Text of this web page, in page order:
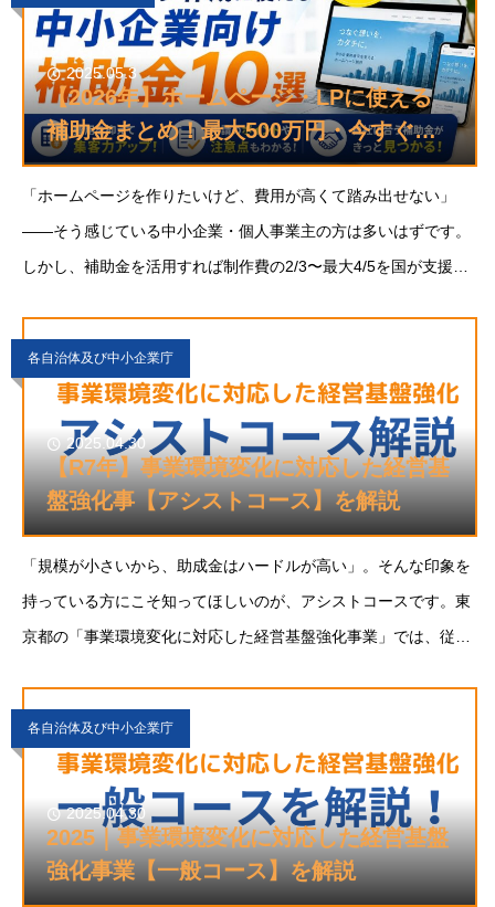
2025.05.3
【2026年】ホームページ・LPに使える
補助金まとめ！最大500万円・今すぐ申
請可
「ホームページを作りたいけど、費用が高くて踏み出せない」
——そう感じている中小企業・個人事業主の方は多いはずです。
しかし、補助金を活用すれば制作費の2/3〜最大4/5を国が支援す
作向け補助金
各自治体及び中小企業庁
2025.04.30
【R7年】事業環境変化に対応した経営基
盤強化事【アシストコース】を解説
「規模が小さいから、助成金はハードルが高い」。そんな印象を
持っている方にこそ知ってほしいのが、アシストコースです。東
京都の「事業環境変化に対応した経営基盤強化事業」では、従業
各自治体及び中小企業庁
2025.04.30
2025｜事業環境変化に対応した経営基盤
強化事業【一般コース】を解説